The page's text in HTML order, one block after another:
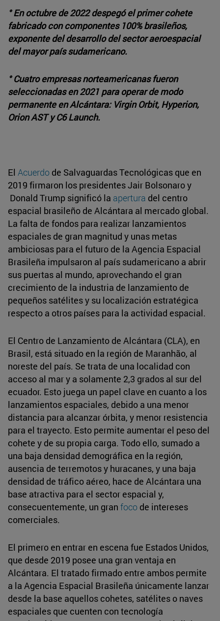
° En octubre de 2022 despegó el primer cohete
fabricado con componentes 100% brasileños,
exponente del desarrollo del sector aeroespacial
del mayor país sudamericano.
° Cuatro empresas norteamericanas fueron
seleccionadas en 2021 para operar de modo
permanente en Alcántara: Virgin Orbit, Hyperion,
Orion AST y C6 Launch.
El Acuerdo de Salvaguardas Tecnológicas que en
2019 firmaron los presidentes Jair Bolsonaro y
Donald Trump significó la apertura del centro
espacial brasileño de Alcántara al mercado global.
La falta de fondos para realizar lanzamientos
espaciales de gran magnitud y unas metas
ambiciosas para el futuro de la Agencia Espacial
Brasileña impulsaron al país sudamericano a abrir
sus puertas al mundo, aprovechando el gran
crecimiento de la industria de lanzamiento de
pequeños satélites y su localización estratégica
respecto a otros países para la actividad espacial.
El Centro de Lanzamiento de Alcántara (CLA), en
Brasil, está situado en la región de Maranhão, al
noreste del país. Se trata de una localidad con
acceso al mar y a solamente 2,3 grados al sur del
ecuador. Esto juega un papel clave en cuanto a los
lanzamientos espaciales, debido a una menor
distancia para alcanzar órbita, y menor resistencia
para el trayecto. Esto permite aumentar el peso del
cohete y de su propia carga. Todo ello, sumado a
una baja densidad demográfica en la región,
ausencia de terremotos y huracanes, y una baja
densidad de tráfico aéreo, hace de Alcántara una
base atractiva para el sector espacial y,
consecuentemente, un gran foco de intereses
comerciales.
El primero en entrar en escena fue Estados Unidos,
que desde 2019 posee una gran ventaja en
Alcántara. El tratado firmado entre ambos permite
a la Agencia Espacial Brasileña únicamente lanzar
desde la base aquellos cohetes, satélites o naves
espaciales que cuenten con tecnología